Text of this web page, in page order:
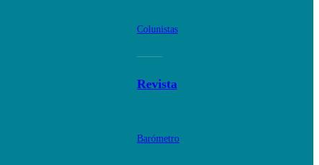
Colunistas
Revista
Barómetro